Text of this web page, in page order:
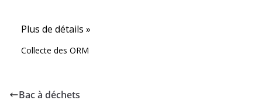
Plus de détails »
Collecte des ORM
Bac à déchets